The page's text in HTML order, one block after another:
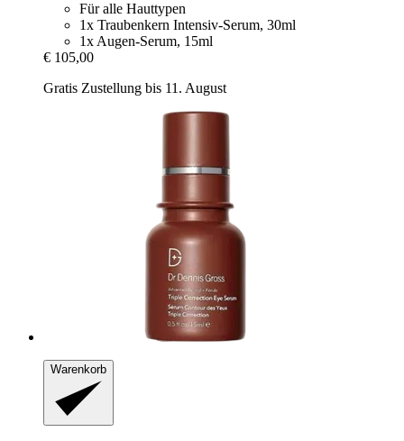
Für alle Hauttypen
1x Traubenkern Intensiv-Serum, 30ml
1x Augen-Serum, 15ml
€ 105,00
Gratis Zustellung bis 11. August
Warenkorb